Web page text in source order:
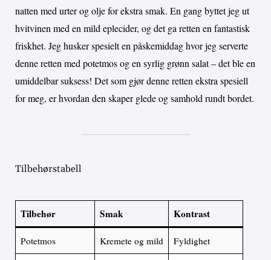
natten med urter og olje for ekstra smak. En gang byttet jeg ut
hvitvinen med en mild eplecider, og det ga retten en fantastisk
friskhet. Jeg husker spesielt en påskemiddag hvor jeg serverte
denne retten med potetmos og en syrlig grønn salat – det ble en
umiddelbar suksess! Det som gjør denne retten ekstra spesiell
for meg, er hvordan den skaper glede og samhold rundt bordet.
Tilbehørstabell
Tilbehør Smak Kontrast
Potetmos Kremete og mild Fyldighet